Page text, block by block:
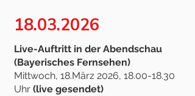
18.03.2026
Live-Auftritt in der Abendschau
(Bayerisches Fernsehen)
Mittwoch, 18.März 2026, 18.00-18.30
Uhr (live gesendet)